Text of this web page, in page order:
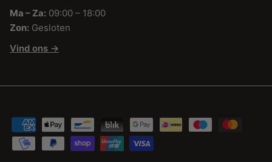
Ma – Za: 09:00 – 18:00
Zon: Gesloten
Vind ons →